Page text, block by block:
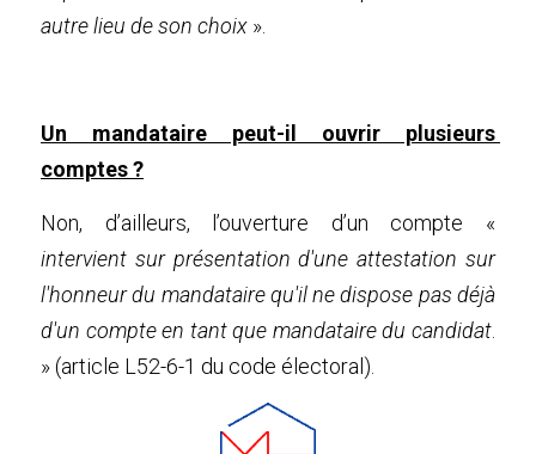
autre lieu de son choix ».
Un mandataire peut-il ouvrir plusieurs
comptes ?
intervient sur présentation d'une attestation sur
l'honneur du mandataire qu'il ne dispose pas déjà
d'un compte en tant que mandataire du candidat
» (article L52-6-1 du code électoral).